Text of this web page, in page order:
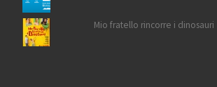
Mio fratello rincorre i dinosauri